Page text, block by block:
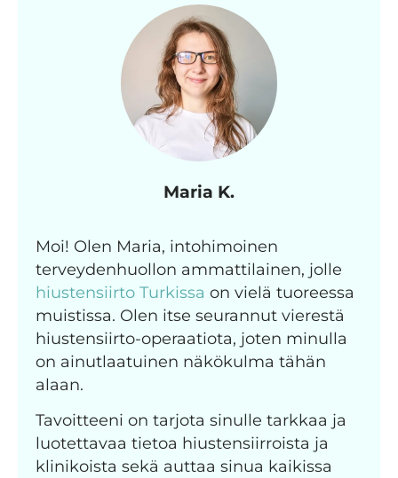
Maria K.
Moi! Olen Maria, intohimoinen
terveydenhuollon ammattilainen, jolle
hiustensiirto Turkissa on vielä tuoreessa
muistissa. Olen itse seurannut vierestä
hiustensiirto-operaatiota, joten minulla
on ainutlaatuinen näkökulma tähän
alaan.
Tavoitteeni on tarjota sinulle tarkkaa ja
luotettavaa tietoa hiustensiirroista ja
klinikoista sekä auttaa sinua kaikissa